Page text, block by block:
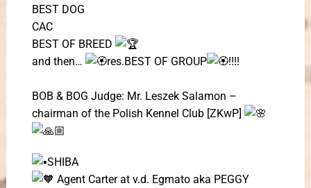
BEST DOG
CAC
BEST OF BREED
and then…
res.BEST OF GROUP !!!!
BOB & BOG Judge: Mr. Leszek Salamon –
chairman of the Polish Kennel Club [ZKwP]
SHIBA
Agent Carter at v.d. Egmato aka PEGGY